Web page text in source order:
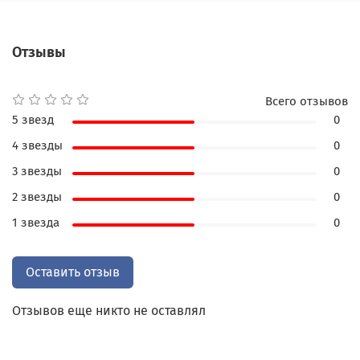
ручной работы: Динамичное сочетание фактур и
оттенков – как слияние эпох футбола.
гвоздь композиции и дань игре №1.
кубков на обложке.
Отзывы
Отзывов еще никто не оставлял
Всего отзывов
5 звезд
0
4 звезды
0
3 звезды
0
2 звезды
0
1 звезда
0
Оставить отзыв